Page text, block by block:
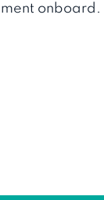
onboard.